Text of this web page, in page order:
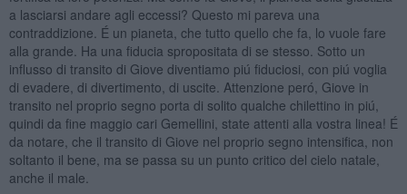
a lasciarsi andare agli eccessi? Questo mi pareva una
contraddizione. É un pianeta, che tutto quello che fa, lo vuole fare
alla grande. Ha una fiducia spropositata di se stesso. Sotto un
influsso di transito di Giove diventiamo piú fiduciosi, con piú voglia
di evadere, di divertimento, di uscite. Attenzione peró, Giove in
transito nel proprio segno porta di solito qualche chilettino in piú,
quindi da fine maggio cari Gemellini, state attenti alla vostra linea! É
da notare, che il transito di Giove nel proprio segno intensifica, non
soltanto il bene, ma se passa su un punto critico del cielo natale,
anche il male.